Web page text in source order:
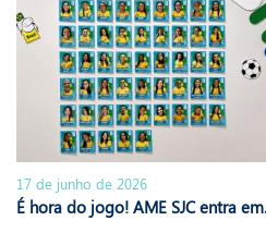
17 de junho de 2026
É hora do jogo! AME SJC entra